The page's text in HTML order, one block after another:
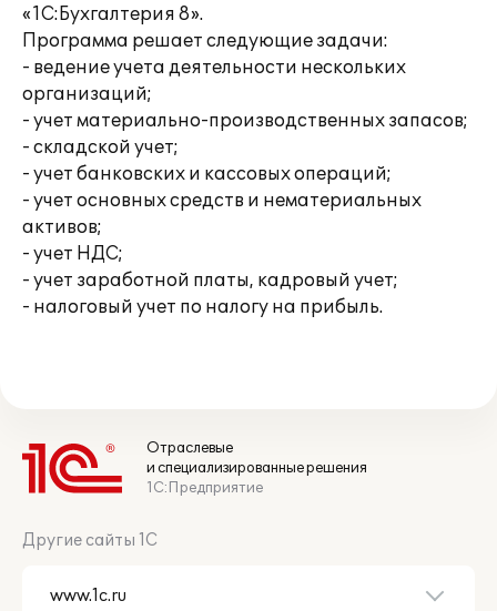
«1С:Бухгалтерия 8».
Программа решает следующие задачи:
- ведение учета деятельности нескольких
организаций;
- учет материально-производственных запасов;
- складской учет;
- учет банковских и кассовых операций;
- учет основных средств и нематериальных
активов;
- учет НДС;
- учет заработной платы, кадровый учет;
- налоговый учет по налогу на прибыль.
Отраслевые
и специализированные решения
1С:Предприятие
Другие сайты 1С